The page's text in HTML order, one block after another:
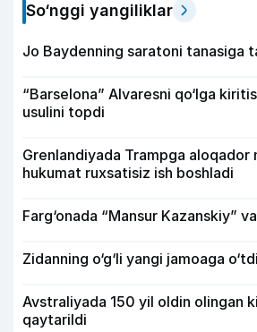
So‘nggi yangiliklar
Jo Baydenning saratoni tanasiga
“Barselona” Alvaresni qo‘lga
usulini topdi
Grenlandiyada Trampga aloqador
hukumat ruxsatisiz ish boshladi
Farg‘onada “Mansur Kazanskiy”
Zidanning o‘g‘li yangi jamoaga o‘tdi
Avstraliyada 150 yil oldin olingan
qaytarildi